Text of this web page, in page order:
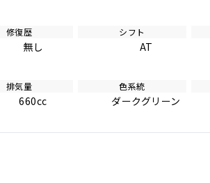
修復歴
無し
シフト
AT
排気量
660cc
色系統
ダークグリーン